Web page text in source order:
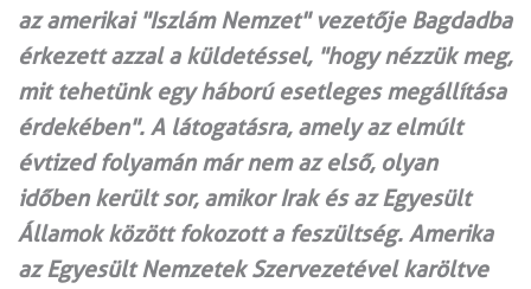
az amerikai "Iszlám Nemzet" vezetője Bagdadba
érkezett azzal a küldetéssel, "hogy nézzük meg,
mit tehetünk egy háború esetleges megállítása
érdekében". A látogatásra, amely az elmúlt
évtized folyamán már nem az első, olyan
időben került sor, amikor Irak és az Egyesült
Államok között fokozott a feszültség. Amerika
az Egyesült Nemzetek Szervezetével karöltve